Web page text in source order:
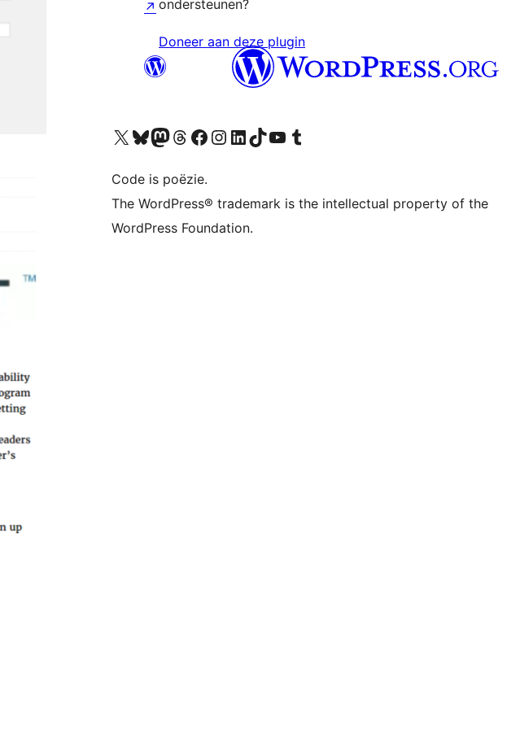
ondersteunen?
Doneer aan deze plugin
↗
Bezoek ons X (voorheen Twitter) account
Bezoek ons Bluesky account
Bezoek ons Mastodon account
Bezoek ons Threads account
Onze Facebook pagina bezoeken
Bezoek ons Instagram account
Bezoek ons LinkedIn account
Bezoek ons TikTok account
Bezoek ons YouTube kanaalBezoek ons Tumblr account
Code is poëzie.
The WordPress® trademark is the intellectual property of the
WordPress Foundation.